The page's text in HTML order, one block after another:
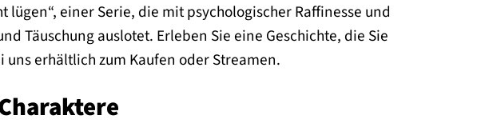
einer Serie, die mit psychologischer Raffinesse und
Täuschung auslotet. Erleben Sie eine Geschichte, die Sie
erhältlich zum Kaufen oder Streamen.